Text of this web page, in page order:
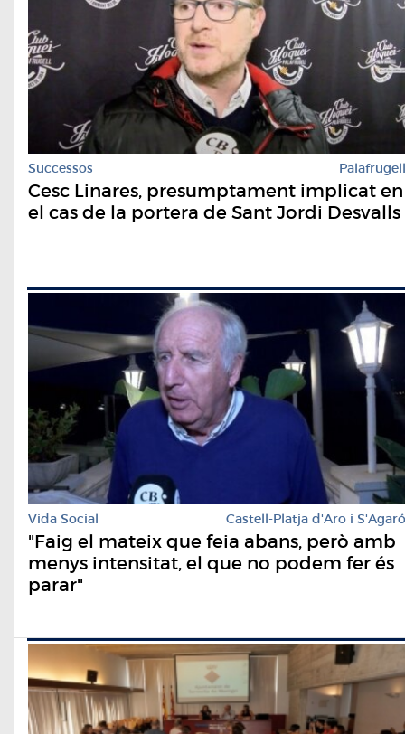
Successos Palafrugell
Cesc Linares, presumptament implicat en
el cas de la portera de Sant Jordi Desvalls
Vida Social Castell-Platja d'Aro i S'Agaró
"Faig el mateix que feia abans, però amb
menys intensitat, el que no podem fer és
parar"